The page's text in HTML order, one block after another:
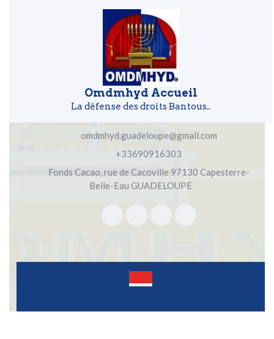
Omdmhyd Accueil
La défense des droits Bantous..
omdmhyd.guadeloupe@gmail.com
+33690916303
Fonds Cacao, rue de Cacoville 97130 Capesterre-
Belle-Eau GUADELOUPE